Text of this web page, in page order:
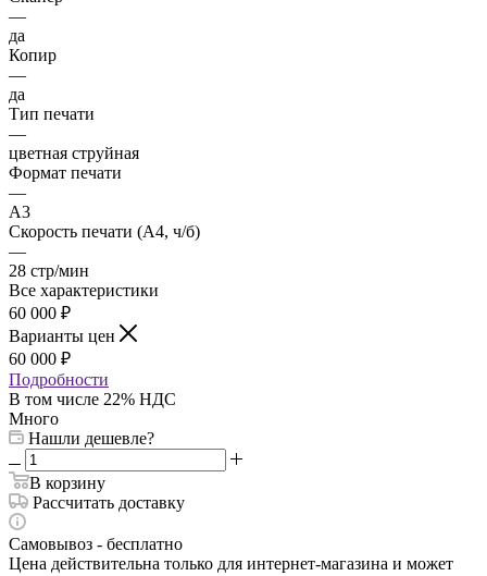
—
да
Копир
—
да
Тип печати
—
цветная струйная
Формат печати
—
A3
Скорость печати (А4, ч/б)
—
28 стр/мин
Все характеристики
60 000 ₽
Варианты цен
60 000 ₽
Подробности
В том числе 22% НДС
Много
Нашли дешевле?
В корзину
Рассчитать доставку
Самовывоз - бесплатно
Цена действительна только для интернет-магазина и может